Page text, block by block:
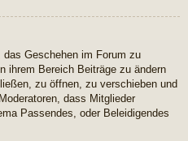
das Geschehen im Forum zu
ihrem Bereich Beiträge zu ändern
zu öffnen, zu verschieben und
dass Mitglieder
Passendes, oder Beleidigendes